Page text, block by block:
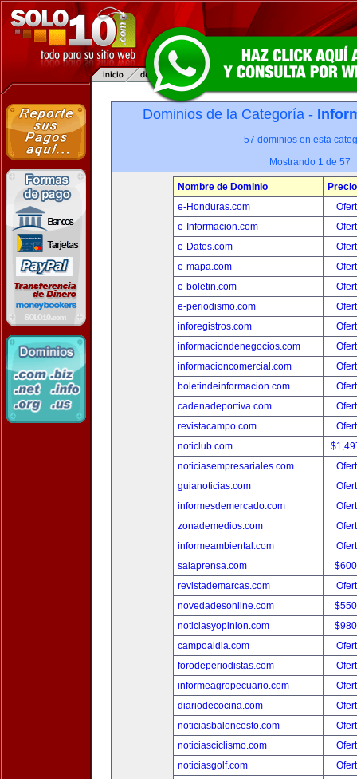
Dominios de la Categoría -
57 dominios en esta
Mostrando 1 de 57
Nombre de Dominio
Precio
e-Honduras.com
e-Informacion.com
e-Datos.com
e-mapa.com
e-boletin.com
e-periodismo.com
inforegistros.com
informaciondenegocios.com
informacioncomercial.com
boletindeinformacion.com
cadenadeportiva.com
revistacampo.com
noticlub.com
noticiasempresariales.com
guianoticias.com
informesdemercado.com
zonademedios.com
informeambiental.com
salaprensa.com
revistademarcas.com
novedadesonline.com
noticiasyopinion.com
campoaldia.com
forodeperiodistas.com
informeagropecuario.com
diariodecocina.com
noticiasbaloncesto.com
noticiasciclismo.com
noticiasgolf.com